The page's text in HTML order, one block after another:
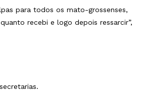
para todos os mato-grossenses,
recebi e logo depois ressarcir”,